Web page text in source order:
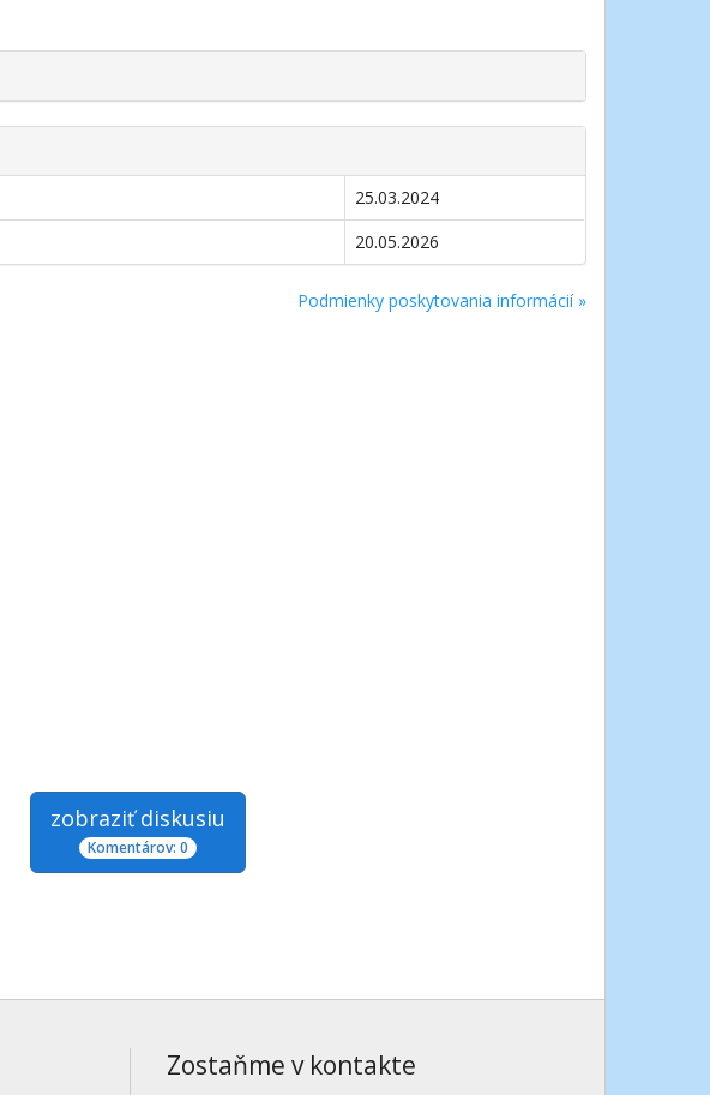
25.03.2024
20.05.2026
Podmienky poskytovania informácií »
zobraziť diskusiu
Komentárov: 0
Zostaňme v kontakte